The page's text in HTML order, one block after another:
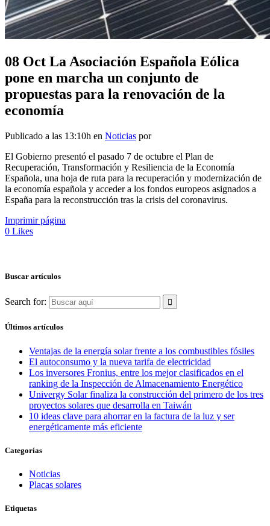
08 Oct La Asociación Española Eólica
pone en marcha un conjunto de
propuestas para la renovación de la
economía
Publicado a las 13:10h en Noticias por
El Gobierno presentó el pasado 7 de octubre el Plan de
Recuperación, Transformación y Resiliencia de la Economía
Española, una hoja de ruta para la recuperación y modernización de
la economía española y acceder a los fondos europeos asignados a
España para la reconstrucción tras la crisis del coronavirus.
Imprimir página
0 Likes
Buscar artículos
Search for:
Últimos artículos
Ventajas de la energía solar frente a los combustibles fósiles
El autoconsumo y la nueva tarifa de electricidad
Los inversores Fronius, entre los mejor clasificados en el
ranking de la Inspección de Almacenamiento Energético
Univergy Solar finaliza la construcción del primero de los tres
proyectos solares que desarrolla en Taiwán
10 ideas clave para ahorrar en la factura de la luz y ser
energéticamente más eficiente
Categorías
Noticias
Placas solares
Etiquetas